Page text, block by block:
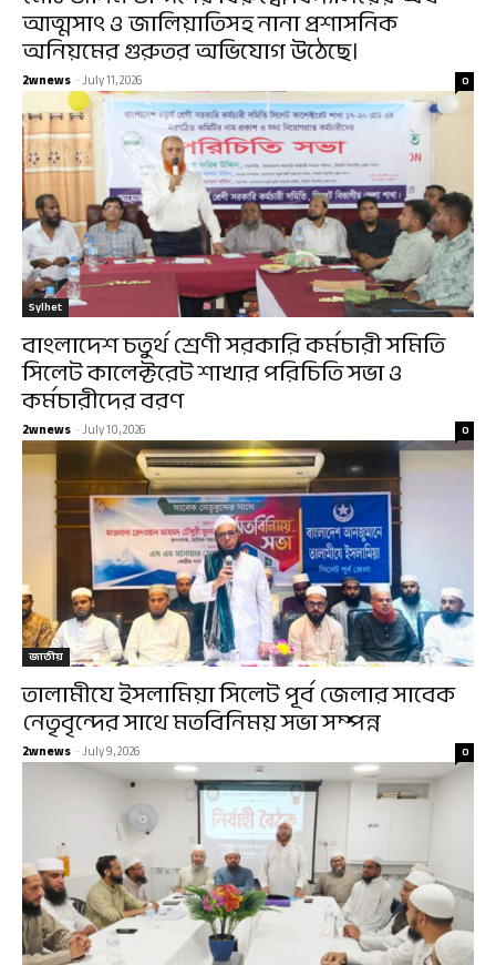
আত্মসাৎ ও জালিয়াতিসহ নানা প্রশাসনিক
অনিয়মের গুরুতর অভিযোগ উঠেছে।
2wnews -July 11, 2026 0
Sylhet
বাংলাদেশ চতুর্থ শ্রেণী সরকারি কর্মচারী সমিতি
সিলেট কালেক্টরেট শাখার পরিচিতি সভা ও
কর্মচারীদের বরণ
2wnews -July 10, 2026 0
জাতীয়
তালামীযে ইসলামিয়া সিলেট পূর্ব জেলার সাবেক
নেতৃবৃন্দের সাথে মতবিনিময় সভা সম্পন্ন
2wnews -July 9, 2026 0